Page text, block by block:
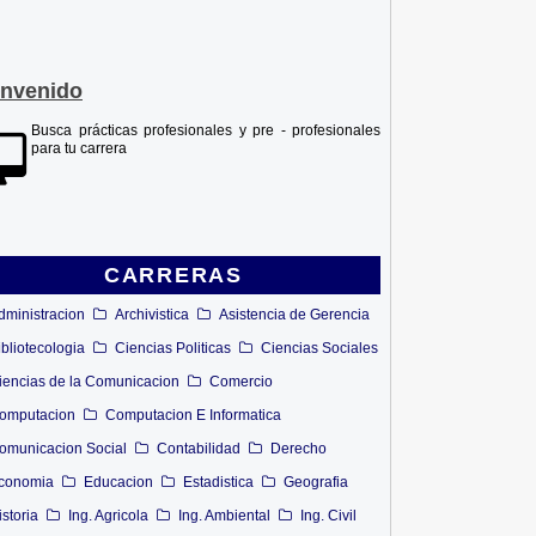
Busca prácticas profesionales y pre - profesionales
para tu carrera
CARRERAS
Archivistica
Asistencia de Gerencia
Ciencias Politicas
Ciencias Sociales
de la Comunicacion
Comercio
Computacion E Informatica
Social
Contabilidad
Derecho
Educacion Estadistica
Geografia
Ing. Agricola Ing. Ambiental
Ing. Civil